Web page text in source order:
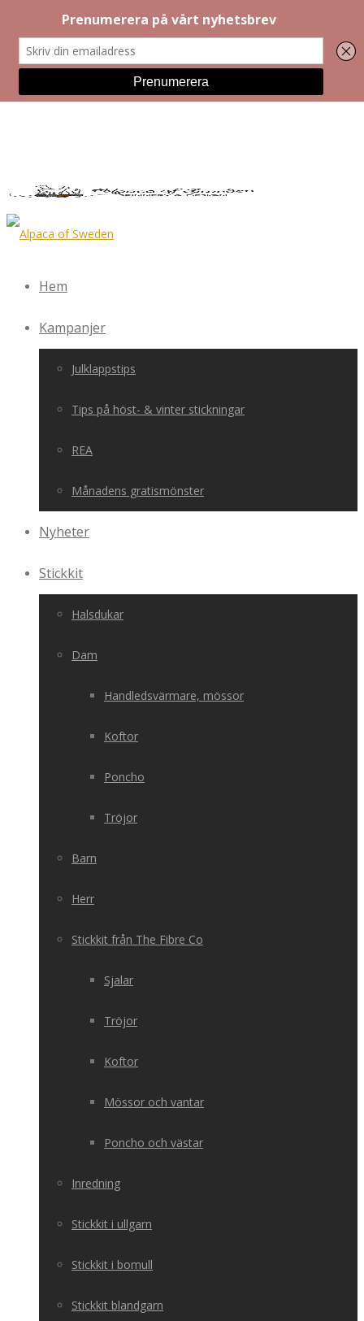
Hem
Kampanjer
Julklappstips
Tips på höst- & vinter stickningar
REA
Månadens gratismönster
Nyheter
Stickkit
Halsdukar
Dam
Handledsvärmare, mössor
Koftor
Poncho
Tröjor
Barn
Herr
Stickkit från The Fibre Co
Sjalar
Tröjor
Koftor
Mössor och vantar
Poncho och västar
Inredning
Stickkit i ullgarn
Stickkit i bomull
Stickkit blandgarn